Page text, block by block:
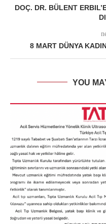
DOÇ. DR. BÜLENT
8 MART DÜNYA
YOU